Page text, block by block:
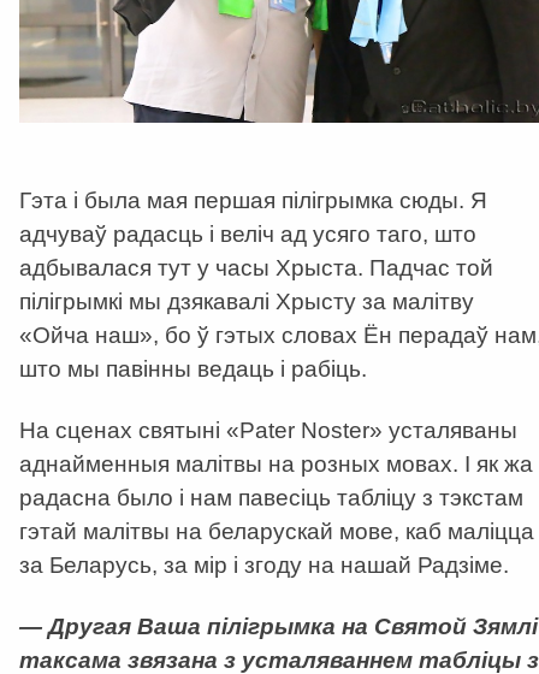
Гэта і была мая першая пілігрымка сюды. Я
адчуваў радасць і веліч ад усяго таго, што
адбывалася тут у часы Хрыста. Падчас той
пілігрымкі мы дзякавалі Хрысту за малітву
«Ойча наш», бо ў гэтых словах Ён перадаў
што мы павінны ведаць і рабіць.
На сценах святыні «Pater Noster» усталяваны
аднайменныя малітвы на розных мовах. І як жа
радасна было і нам павесіць табліцу з тэкстам
гэтай малітвы на беларускай мове, каб маліцца
за Беларусь, за мір і згоду на нашай Радзіме.
— Другая Ваша пілігрымка на Святой Зямлі
таксама звязана з усталяваннем табліцы з